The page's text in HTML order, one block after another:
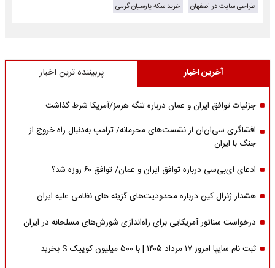
طراحی سایت در اصفهان
خرید سکه پارسیان گرمی
آخرین اخبار پربیننده ترین اخبار
جزئیات توافق ایران و عمان درباره تنگه هرمز/آمریکا شرط گذاشت
افشاگری سی‌ان‌ان از نشست‌های محرمانه/ ترامپ به‌دنبال راه خروج از
جنگ با ایران
ادعای ای‌بی‌سی درباره توافق ایران و عمان/ توافق ۶۰ روزه شد؟
هشدار ژنرال کین درباره محدودیت‌های گزینه های نظامی علیه ایران
درخواست سناتور آمریکایی برای راه‌اندازی شورش‌های مسلحانه در ایران
ثبت نام سایپا امروز ۱۷ مرداد ۱۴۰۵ | با ۵۰۰ میلیون کوییک S بخرید